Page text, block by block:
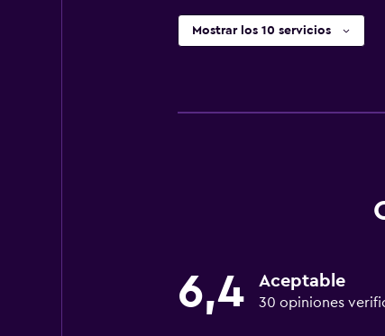
Mostrar los 10 servicios
6,4 Aceptable
30 opiniones